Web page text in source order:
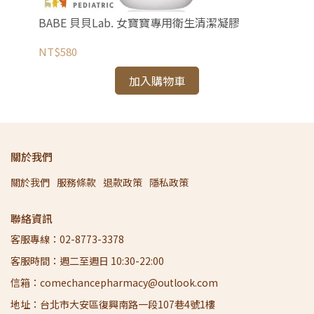
BABE 貝貝Lab. 女寶寶專用衛生清潔凝膠
NT$580
加入購物車
關於我們
關於我們 服務條款 退款政策 隱私政策
聯絡資訊
客服專線：02-8773-3378
客服時間：週二至週日 10:30-22:00
信箱：comechancepharmacy@outlook.com
地址：台北市大安區復興南路一段107巷4號1樓